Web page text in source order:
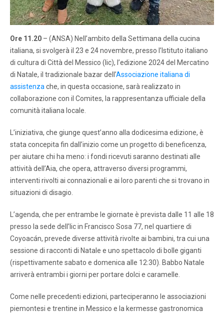
Ore 11.20 – (ANSA) Nell’ambito della Settimana della cucina
italiana, si svolgerà il 23 e 24 novembre, presso l’Istituto italiano
di cultura di Città del Messico (Iic), l’edizione 2024 del Mercatino
di Natale, il tradizionale bazar dell’Associazione italiana di
assistenza che, in questa occasione, sarà realizzato in
collaborazione con il Comites, la rappresentanza ufficiale della
comunità italiana locale.
L’iniziativa, che giunge quest’anno alla dodicesima edizione, è
stata concepita fin dall’inizio come un progetto di beneficenza,
per aiutare chi ha meno: i fondi ricevuti saranno destinati alle
attività dell’Aia, che opera, attraverso diversi programmi,
interventi rivolti ai connazionali e ai loro parenti che si trovano in
situazioni di disagio.
L’agenda, che per entrambe le giornate è prevista dalle 11 alle 18
presso la sede dell’Iic in Francisco Sosa 77, nel quartiere di
Coyoacán, prevede diverse attività rivolte ai bambini, tra cui una
sessione di racconti di Natale e uno spettacolo di bolle giganti
(rispettivamente sabato e domenica alle 12:30). Babbo Natale
arriverà entrambi i giorni per portare dolci e caramelle.
Come nelle precedenti edizioni, parteciperanno le associazioni
piemontesi e trentine in Messico e la kermesse gastronomica